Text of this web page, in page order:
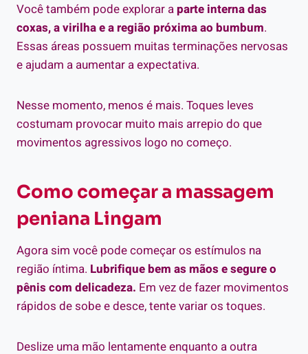
Você também pode explorar aparte interna das
coxas, a virilha e a região próxima ao bumbum.
Essas áreas possuem muitas terminações nervosas
e ajudam a aumentar a expectativa.
Nesse momento, menos é mais. Toques leves
costumam provocar muito mais arrepio do que
movimentos agressivos logo no começo.
Como começar a massagem
peniana Lingam
Agora sim você pode começar os estímulos na
região íntima. Lubrifique bem as mãos e segure o
pênis com delicadeza. Em vez de fazer movimentos
rápidos de sobe e desce, tente variar os toques.
Deslize uma mão lentamente enquanto a outra